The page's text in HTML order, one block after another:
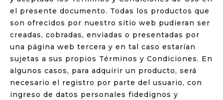
el presente documento. Todas los productos que
son ofrecidos por nuestro sitio web pudieran ser
creadas, cobradas, enviadas o presentadas por
una página web tercera y en tal caso estarían
sujetas a sus propios Términos y Condiciones. En
algunos casos, para adquirir un producto, será
necesario el registro por parte del usuario, con
ingreso de datos personales fidedignos y